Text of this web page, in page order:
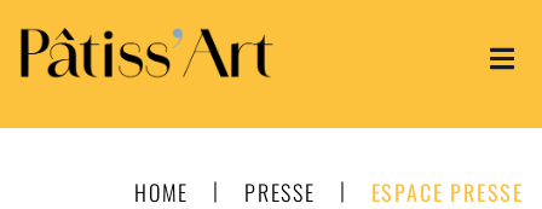
HOME | PRESSE | ESPACE PRESSE